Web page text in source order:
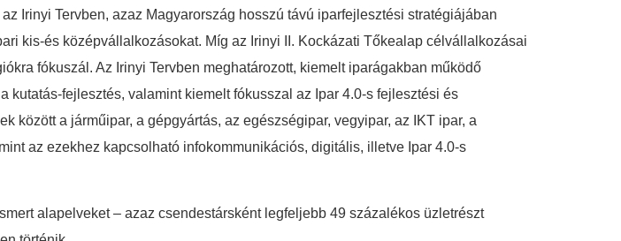
Irinyi Tervben, azaz Magyarország hosszú távú iparfejlesztési stratégiájában
kis-és középvállalkozásokat. Míg az Irinyi II. Kockázati Tőkealap célvállalkozásai
fókuszál. Az Irinyi Tervben meghatározott, kiemelt iparágakban működő
fejlesztés, valamint kiemelt fókusszal az Ipar 4.0-s fejlesztési és
a járműipar, a gépgyártás, az egészségipar, vegyipar, az IKT ipar, a
az ezekhez kapcsolható infokommunikációs, digitális, illetve Ipar 4.0-s
alapelveket – azaz csendestársként legfeljebb 49 százalékos üzletrészt